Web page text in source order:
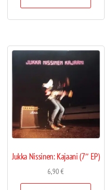
Jukka Nissinen: Kajaani (7″ EP)
6,90€